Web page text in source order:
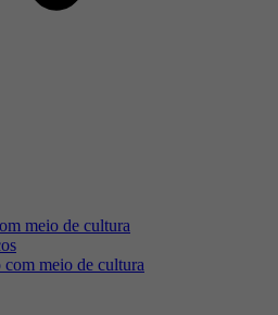
meio de cultura
com meio de cultura